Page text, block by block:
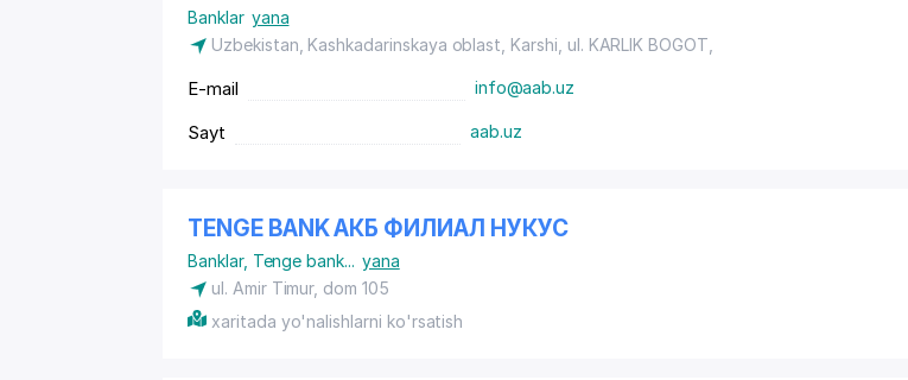
Banklar yana
Uzbekistan, Kashkadarinskaya oblast, Karshi, ul. KARLIK BOGOT
E-mail info@aab.uz
Sayt aab.uz
TENGE BANK АКБ ФИЛИАЛ НУКУС
Banklar, Tenge bank... yana
ul. Amir Timur, dom 105
xaritada yo'nalishlarni ko'rsatish